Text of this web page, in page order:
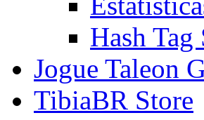
Hash
Jogue Taleon
TibiaBR Store